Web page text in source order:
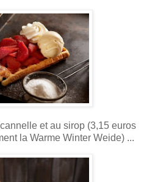
et au sirop (3,15 euros
la Warme Winter Weide) ...